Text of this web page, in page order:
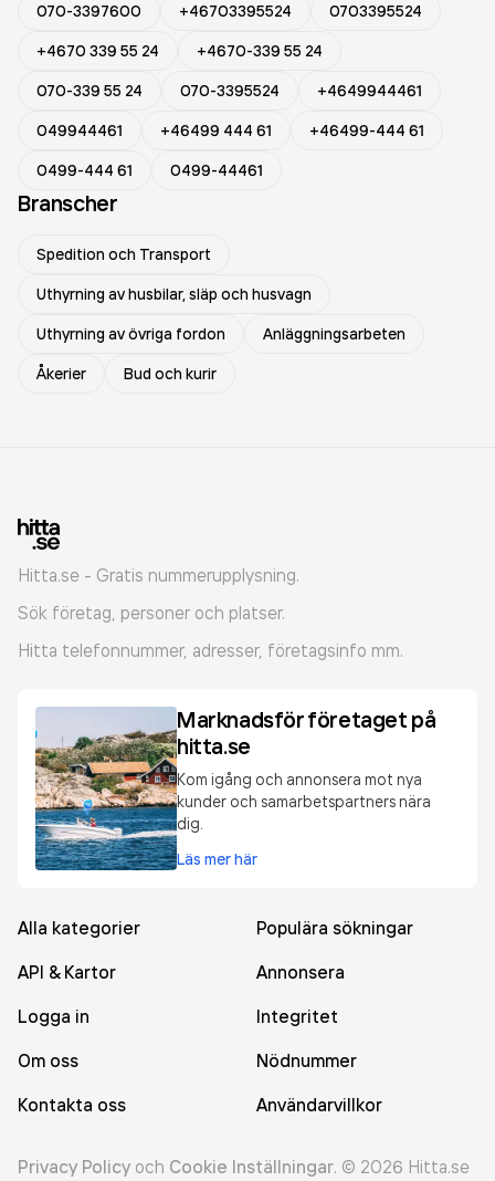
070-3397600
+46703395524
0703395524
+4670 339 55 24
+4670-339 55 24
070-339 55 24
070-3395524
+4649944461
049944461
+46499 444 61
+46499-444 61
0499-444 61
0499-44461
Branscher
Spedition och Transport
Uthyrning av husbilar, släp och husvagn
Uthyrning av övriga fordon
Anläggningsarbeten
Åkerier
Bud och kurir
Hitta.se - Gratis nummerupplysning.
Sök företag, personer och platser.
Hitta telefonnummer, adresser, företagsinfo mm.
Marknadsför företaget på
hitta.se
Kom igång och annonsera mot nya
kunder och samarbetspartners nära
dig.
Läs mer här
Alla kategorier
Populära sökningar
API & Kartor
Annonsera
Logga in
Integritet
Om oss
Nödnummer
Kontakta oss
Användarvillkor
Privacy Policy och Cookie Inställningar. © 2026 Hitta.se